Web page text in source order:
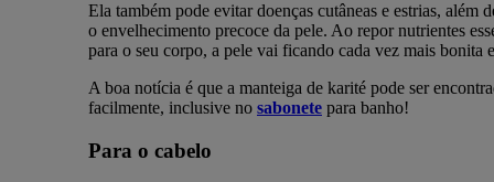
Ela também pode evitar doenças cutâneas e estrias, além
o envelhecimento precoce da pele. Ao repor nutrientes
para o seu corpo, a pele vai ficando cada vez mais bonita
A boa notícia é que a manteiga de karité pode ser
facilmente, inclusive no sabonetepara banho!
Para o cabelo